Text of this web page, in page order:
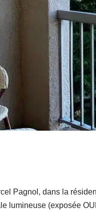
Pagnol, dans la
lumineuse (exposée